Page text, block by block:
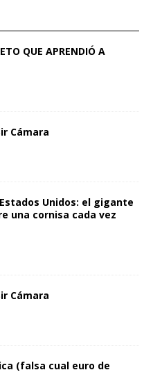
QUE APRENDIÓ A
Cámara
Unidos: el gigante
una cornisa cada vez
Cámara
(falsa cual euro de